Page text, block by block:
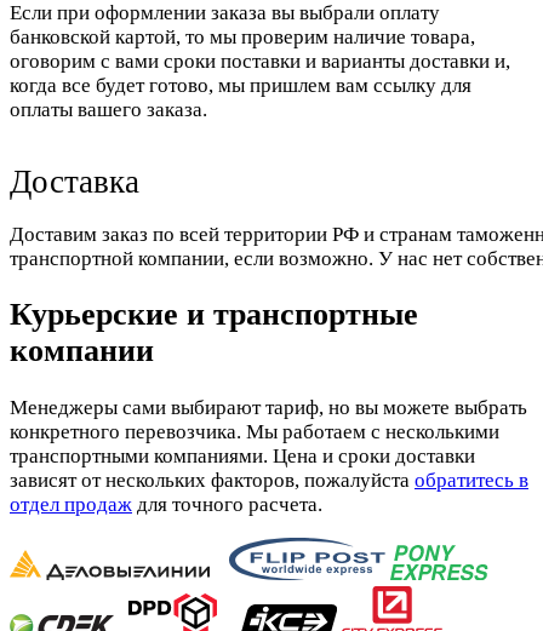
Если при оформлении заказа вы выбрали оплату
банковской картой, то мы проверим наличие товара,
оговорим с вами сроки поставки и варианты доставки и,
когда все будет готово, мы пришлем вам ссылку для
оплаты вашего заказа.
Доставка
Доставим заказ по всей территории РФ и странам
транспортной компании, если возможно. У нас нет
Курьерские и транспортные
компании
Менеджеры сами выбирают тариф, но вы можете выбрать
конкретного перевозчика. Мы работаем с несколькими
транспортными компаниями. Цена и сроки доставки
зависят от нескольких факторов, пожалуйста обратитесь в
отдел продаж для точного расчета.